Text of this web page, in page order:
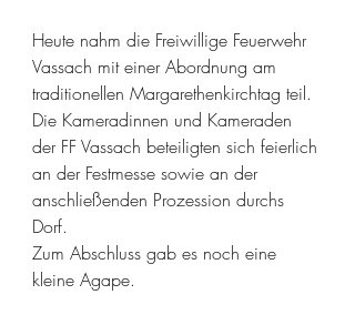
Heute nahm die Freiwillige Feuerwehr
Vassach mit einer Abordnung am
traditionellen Margarethenkirchtag teil.
Die Kameradinnen und Kameraden
der FF Vassach beteiligten sich feierlich
an der Festmesse sowie an der
anschließenden Prozession durchs
Dorf.
Zum Abschluss gab es noch eine
kleine Agape.